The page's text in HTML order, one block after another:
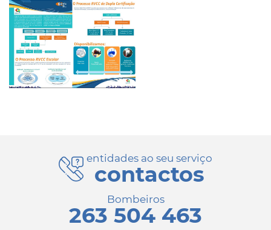
entidades ao seu serviço
contactos
Bombeiros
263 504 463